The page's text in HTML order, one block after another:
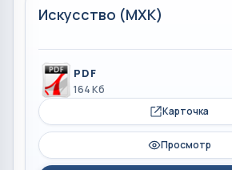
Искусство (МХК)
PDF
164 Кб
Карточка
Просмотр